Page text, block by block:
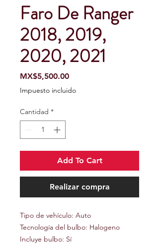
Faro De Ranger
2018, 2019,
2020, 2021
MX$5,500.00Precio
Impuesto incluido
Cantidad *
Add To Cart
Realizar compra
Tipo de vehículo: Auto
Tecnología del bulbo: Halogeno
Incluye bulbo: Sí